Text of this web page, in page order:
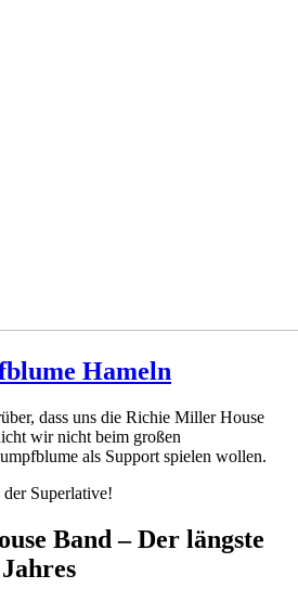
Hameln
dass uns die Richie Miller House
wir nicht beim großen
als Support spielen wollen.
Superlative!
Band – Der längste